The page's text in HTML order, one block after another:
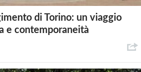
di Torino: un viaggio
e contemporaneità